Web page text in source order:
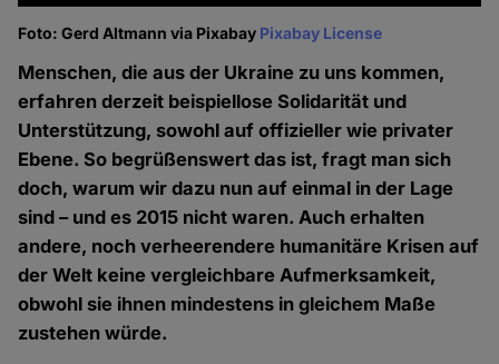
Foto: Gerd Altmann via Pixabay Pixabay License
Menschen, die aus der Ukraine zu uns kommen,
erfahren derzeit beispiellose Solidarität und
Unterstützung, sowohl auf offizieller wie privater
Ebene. So begrüßenswert das ist, fragt man sich
doch, warum wir dazu nun auf einmal in der Lage
sind – und es 2015 nicht waren. Auch erhalten
andere, noch verheerendere humanitäre Krisen auf
der Welt keine vergleichbare Aufmerksamkeit,
obwohl sie ihnen mindestens in gleichem Maße
zustehen würde.